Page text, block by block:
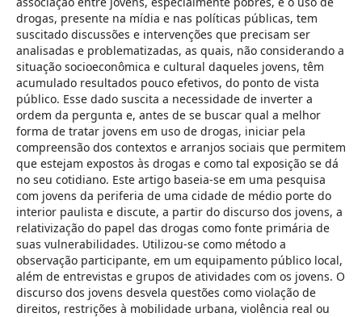
drogas, presente na mídia e nas políticas públicas, tem
suscitado discussões e intervenções que precisam ser
analisadas e problematizadas, as quais, não considerando a
situação socioeconômica e cultural daqueles jovens, têm
acumulado resultados pouco efetivos, do ponto de vista
público. Esse dado suscita a necessidade de inverter a
ordem da pergunta e, antes de se buscar qual a melhor
forma de tratar jovens em uso de drogas, iniciar pela
compreensão dos contextos e arranjos sociais que permitem
que estejam expostos às drogas e como tal exposição se dá
no seu cotidiano. Este artigo baseia-se em uma pesquisa
com jovens da periferia de uma cidade de médio porte do
interior paulista e discute, a partir do discurso dos jovens, a
relativização do papel das drogas como fonte primária de
suas vulnerabilidades. Utilizou-se como método a
observação participante, em um equipamento público local,
além de entrevistas e grupos de atividades com os jovens. O
discurso dos jovens desvela questões como violação de
direitos, restrições à mobilidade urbana, violência real ou